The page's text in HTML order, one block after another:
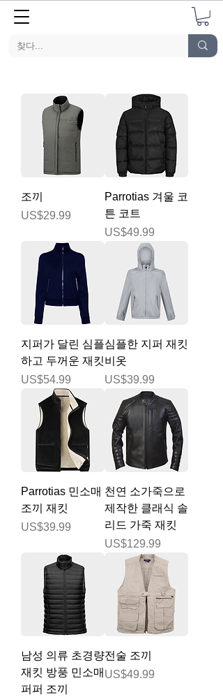
조끼
가격
US$29.99
Parrotias 겨울 코
튼 코트
가격
US$49.99
지퍼가 달린 심플
하고 두꺼운 재킷
가격
US$54.99
심플한 지퍼 재킷
비옷
가격
US$39.99
Parrotias 민소매
조끼 재킷
가격
US$39.99
천연 소가죽으로
제작한 클래식 솔
리드 가죽 재킷
가격
US$129.99
남성 의류 초경량
재킷 방풍 민소매
퍼퍼 조끼
전술 조끼
가격
US$49.99